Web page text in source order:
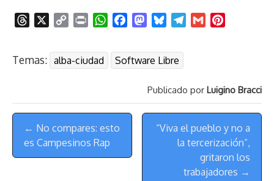
e
s
p
y
n
i
n
W
p
p
c
e
o
M
s
t
d
o
u
e
k
y
r
a
m
r
e
t
Temas: alba-ciudad Software Libre
Publicado por Luigino Bracci
Menú
de
Navegación
← No compares: esto
es Campesinos Rap
“Viva el pueblo y no a
la tercerización”,
gritaron los
trabajadores →